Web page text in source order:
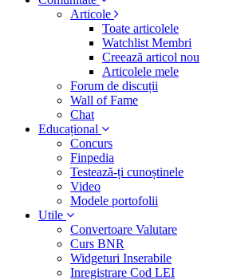
Articole
Toate articolele
Watchlist Membri
Creează articol nou
Articolele mele
Forum de discuții
Wall of Fame
Chat
Educațional
Concurs
Finpedia
Testează-ți cunoștinele
Video
Modele portofolii
Utile
Convertoare Valutare
Curs BNR
Widgeturi Inserabile
Inregistrare Cod LEI